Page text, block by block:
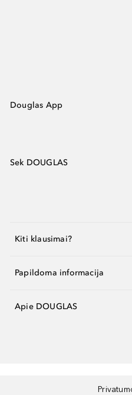
Douglas App
Sek DOUGLAS
Kiti klausimai?
Papildoma informacija
Apie DOUGLAS